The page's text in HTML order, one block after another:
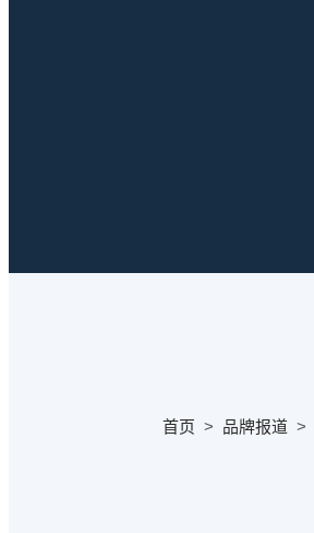
首页 > 品牌报道 >